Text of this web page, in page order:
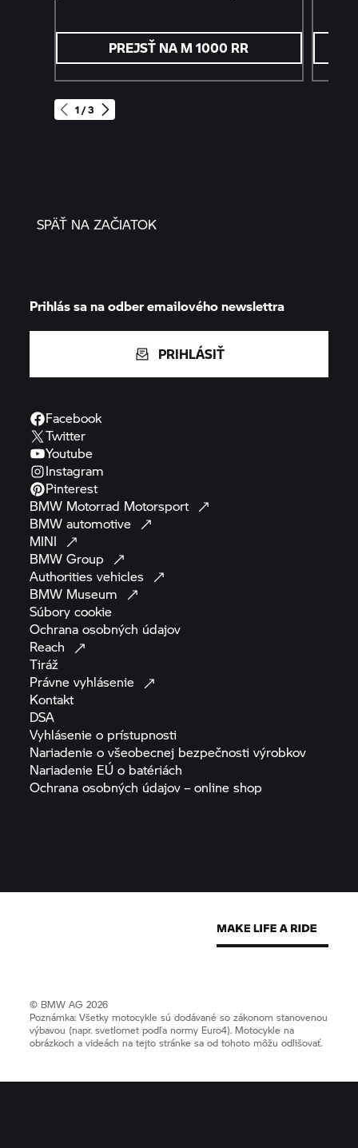
1 / 3
PREJSŤ NAM 1000 RR
SPÄŤ NA ZAČIATOK
Prihlás sa na odber emailového newslettra
PRIHLÁSIŤ
Facebook
Twitter
Youtube
Instagram
Pinterest
BMW Motorrad Motorsport
BMWautomotive
MINI
BMWGroup
Authoritiesvehicles
BMW Museum
Súborycookie
Ochrana osobných údajov
Reach
Tiráž
Právnevyhlásenie
Kontakt
DSA
Vyhlásenie o prístupnosti
Nariadenie o všeobecnej bezpečnostivýrobkov
Nariadenie EÚ o batériách
Ochrana osobných údajov – onlineshop
© BMW AG 2026
Poznámka: Všetky motocykle sú dodávané so zákonom stanovenou
výbavou (napr. svetlomet podľa normy Euro4). Motocykle na
obrázkoch a videách na tejto stránke sa od tohoto môžu odlišovať.